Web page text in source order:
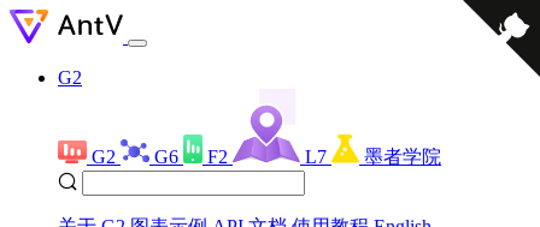
G2
G2 G6 F2 L7 墨者学院